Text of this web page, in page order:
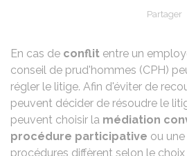
Partager
En cas de conflit entre un
conseil de prud'hommes (CPH)
régler le litige. Afin d'éviter de
peuvent décider de résoudre le
peuvent choisir la médiation
procédure participative ou une
procédures diffèrent selon le